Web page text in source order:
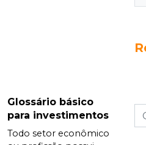
Glossário básico
para investimentos
Todo setor econômico